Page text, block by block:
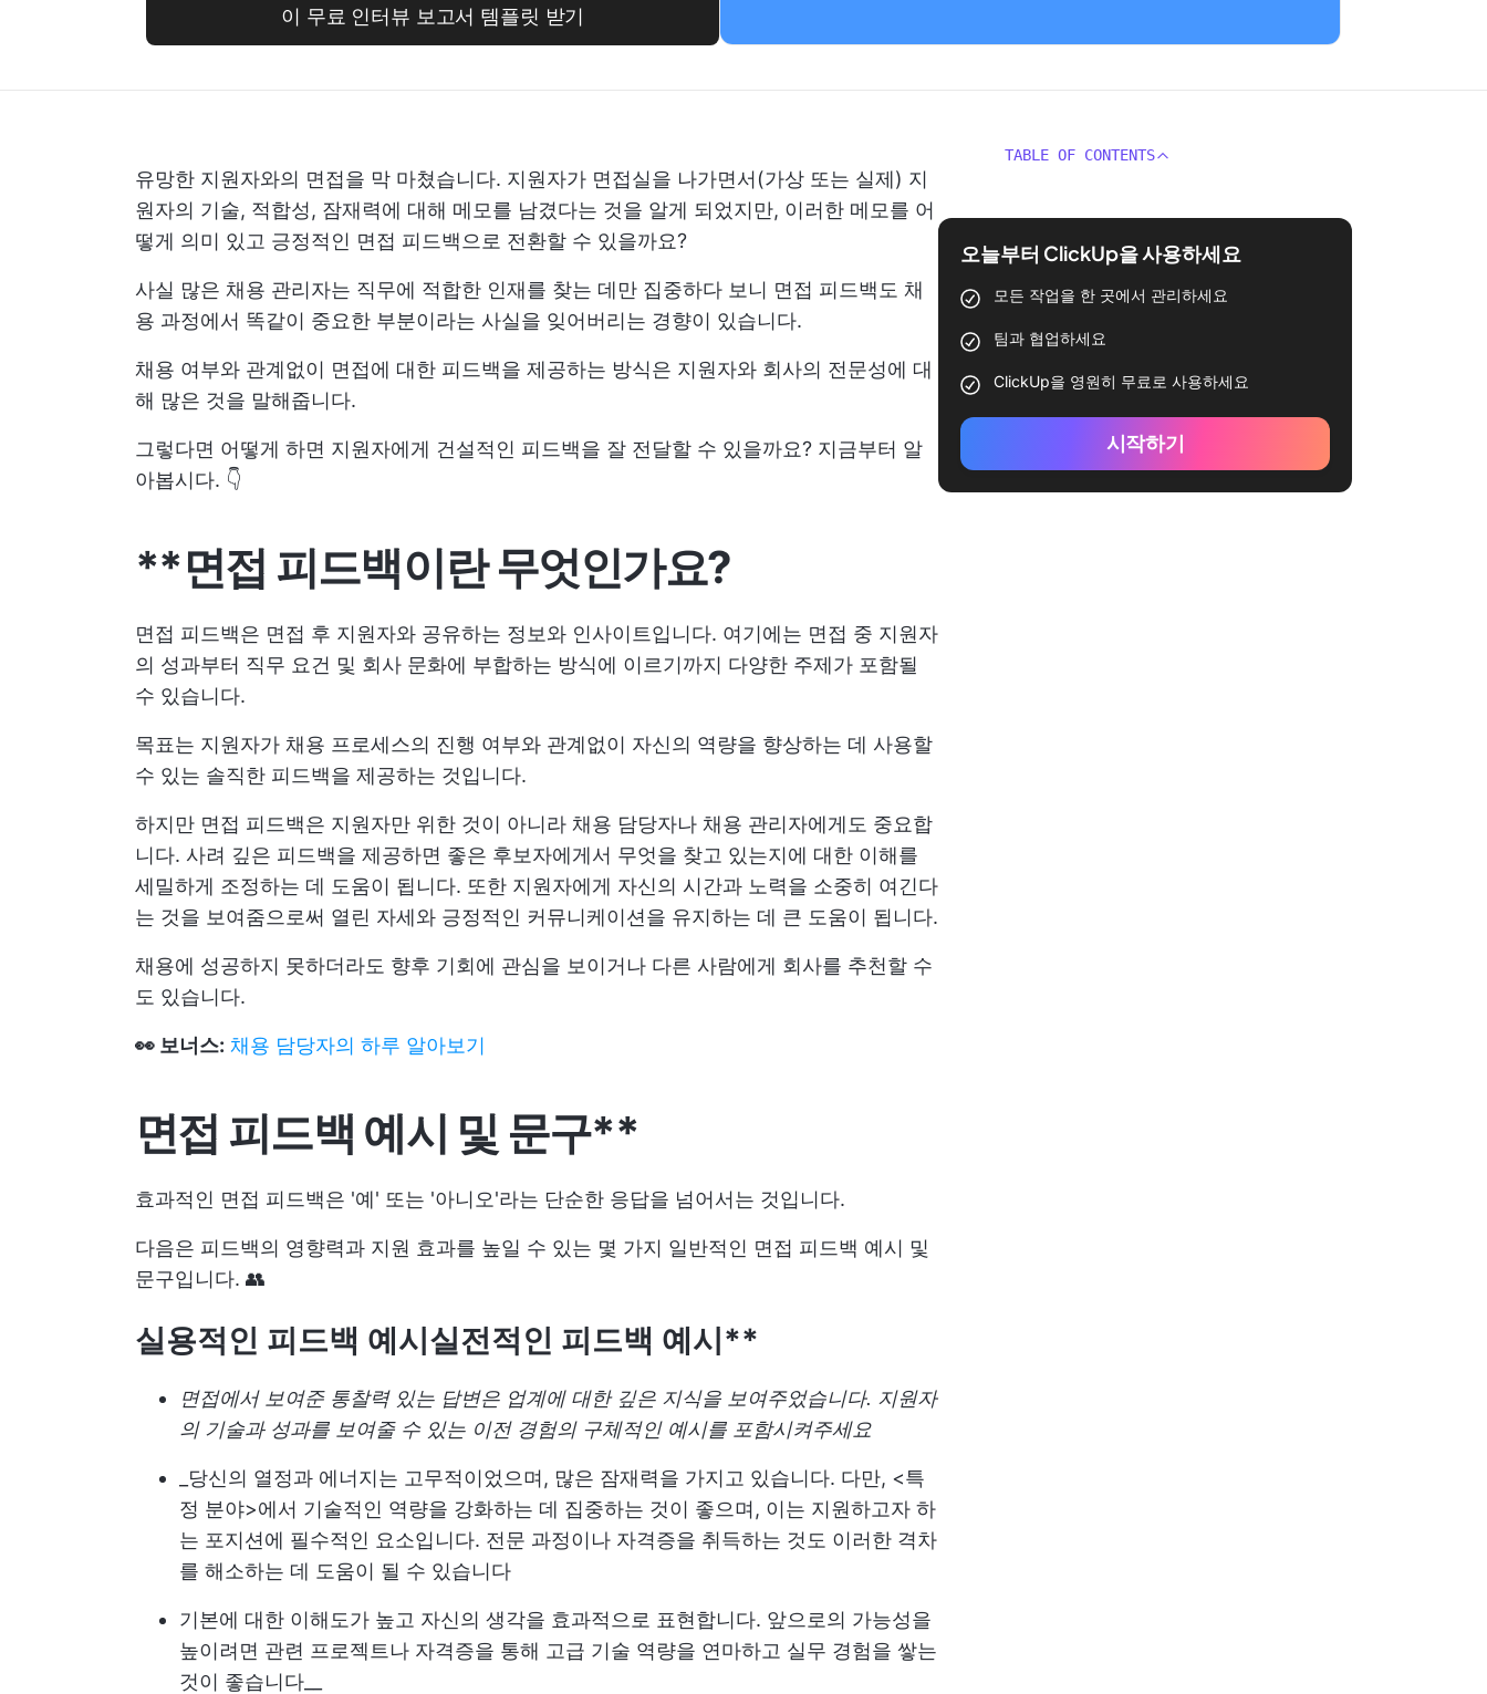
이 무료 인터뷰 보고서 템플릿 받기
유망한 지원자와의 면접을 막 마쳤습니다. 지원자가 면접실을 나가면서(가상 또는 실제) 지
원자의 기술, 적합성, 잠재력에 대해 메모를 남겼다는 것을 알게 되었지만, 이러한 메모를 어
떻게 의미 있고 긍정적인 면접 피드백으로 전환할 수 있을까요?
사실 많은 채용 관리자는 직무에 적합한 인재를 찾는 데만 집중하다 보니 면접 피드백도 채
용 과정에서 똑같이 중요한 부분이라는 사실을 잊어버리는 경향이 있습니다.
채용 여부와 관계없이 면접에 대한 피드백을 제공하는 방식은 지원자와 회사의 전문성에 대
해 많은 것을 말해줍니다.
그렇다면 어떻게 하면 지원자에게 건설적인 피드백을 잘 전달할 수 있을까요? 지금부터 알
아봅시다. 👇
**면접 피드백이란 무엇인가요?
면접 피드백은 면접 후 지원자와 공유하는 정보와 인사이트입니다. 여기에는 면접 중 지원자
의 성과부터 직무 요건 및 회사 문화에 부합하는 방식에 이르기까지 다양한 주제가 포함될
수 있습니다.
목표는 지원자가 채용 프로세스의 진행 여부와 관계없이 자신의 역량을 향상하는 데 사용할
수 있는 솔직한 피드백을 제공하는 것입니다.
하지만 면접 피드백은 지원자만 위한 것이 아니라 채용 담당자나 채용 관리자에게도 중요합
니다. 사려 깊은 피드백을 제공하면 좋은 후보자에게서 무엇을 찾고 있는지에 대한 이해를
세밀하게 조정하는 데 도움이 됩니다. 또한 지원자에게 자신의 시간과 노력을 소중히 여긴다
는 것을 보여줌으로써 열린 자세와 긍정적인 커뮤니케이션을 유지하는 데 큰 도움이 됩니다.
채용에 성공하지 못하더라도 향후 기회에 관심을 보이거나 다른 사람에게 회사를 추천할 수
도 있습니다.
👀 보너스: 채용 담당자의 하루 알아보기
면접 피드백 예시 및 문구**
효과적인 면접 피드백은 '예' 또는 '아니오'라는 단순한 응답을 넘어서는 것입니다.
다음은 피드백의 영향력과 지원 효과를 높일 수 있는 몇 가지 일반적인 면접 피드백 예시 및
문구입니다. 👥
실용적인 피드백 예시실전적인 피드백 예시**
면접에서 보여준 통찰력 있는 답변은 업계에 대한 깊은 지식을 보여주었습니다. 지원자
의 기술과 성과를 보여줄 수 있는 이전 경험의 구체적인 예시를 포함시켜주세요
_당신의 열정과 에너지는 고무적이었으며, 많은 잠재력을 가지고 있습니다. 다만, <특
정 분야>에서 기술적인 역량을 강화하는 데 집중하는 것이 좋으며, 이는 지원하고자 하
는 포지션에 필수적인 요소입니다. 전문 과정이나 자격증을 취득하는 것도 이러한 격차
를 해소하는 데 도움이 될 수 있습니다
기본에 대한 이해도가 높고 자신의 생각을 효과적으로 표현합니다. 앞으로의 가능성을
높이려면 관련 프로젝트나 자격증을 통해 고급 기술 역량을 연마하고 실무 경험을 쌓는
것이 좋습니다__
TABLE OF CONTENTS
오늘부터 ClickUp을 사용하세요
모든 작업을 한 곳에서 관리하세요
팀과 협업하세요
ClickUp을 영원히 무료로 사용하세요
시작하기